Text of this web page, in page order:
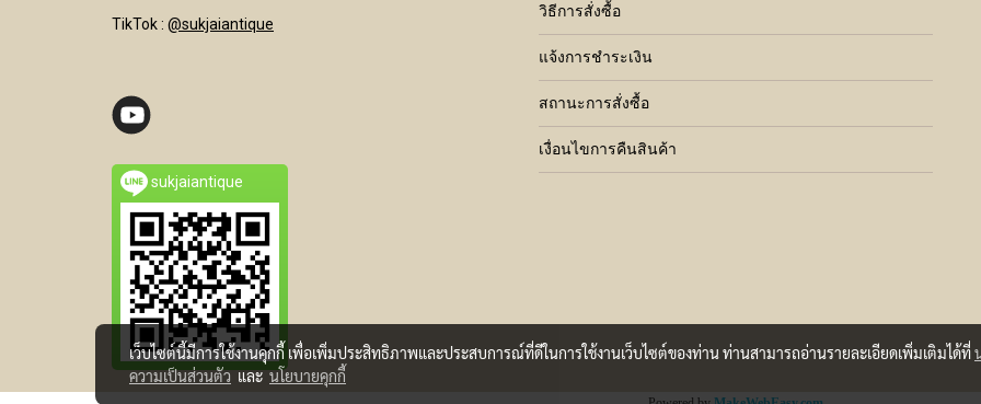
TikTok : @sukjaiantique
sukjaiantique
วิธีการสั่งซื้อ
แจ้งการชำระเงิน
สถานะการสั่งซื้อ
เงื่อนไขการคืนสินค้า
เว็บไซต์นี้มีการใช้งานคุกกี้ เพื่อเพิ่มประสิทธิภาพและประสบการณ์ที่ดีในการใช้งานเว็บไซต์ของท่าน ท่านสามารถอ่านรายละเอียดเพิ่มเติมได้ที่
ความเป็นส่วนตัวและนโยบายคุกกี้